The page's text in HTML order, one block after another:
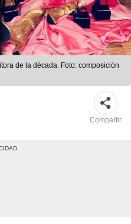
de la década. Foto: composición
Compartir